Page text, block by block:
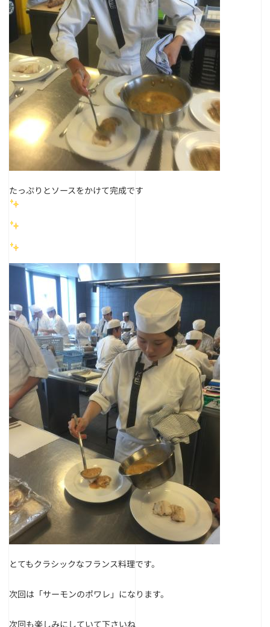
たっぷりとソースをかけて完成です
とてもクラシックなフランス料理です。
次回は「サーモンのポワレ」になります。
次回も楽しみにしていて下さいね